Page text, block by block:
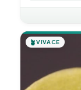
🪴VIVACE